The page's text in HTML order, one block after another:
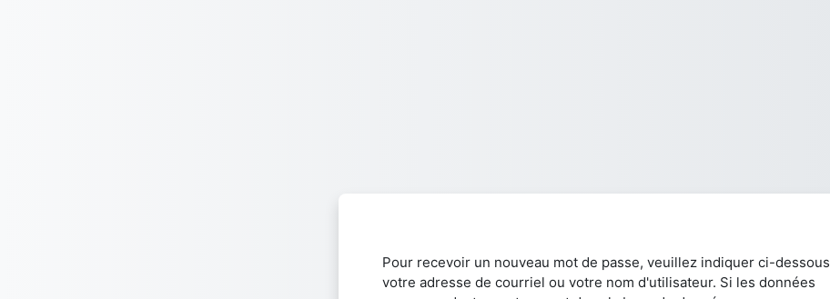
Pour recevoir un nouveau mot de passe, veuillez indiquer ci-dessous
votre adresse de courriel ou votre nom d'utilisateur. Si les données